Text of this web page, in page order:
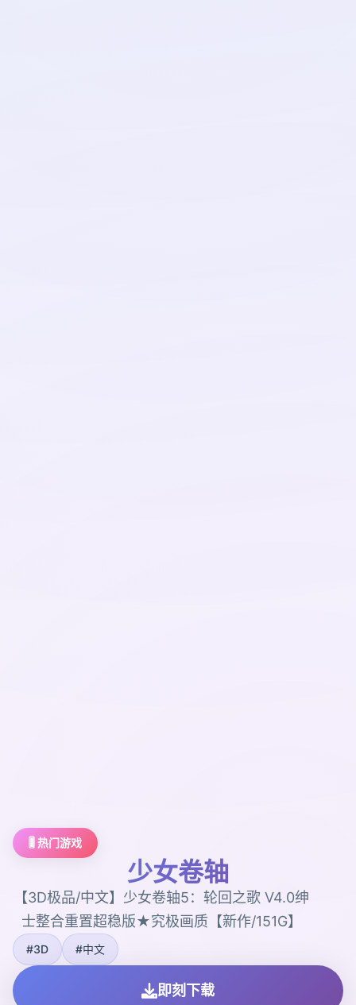
🎚️ 热门游戏
少女卷轴
【3D极品/中文】少女卷轴5：轮回之歌 V4.0绅
士整合重置超稳版★究极画质【新作/151G】
#3D #中文
即刻下载